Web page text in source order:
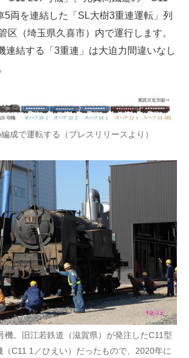
活用を支援
専門サイト
応用
メディア
ネットの話題
5両を連結した「SL大樹3重連運転」列
区（埼玉県久喜市）内で運行します。
連結する「3重連」は大迫力間違いなし
成で運転する（プレスリリースより）
機。旧江若鉄道（滋賀県）が発注したC11型
C11 1／ひえい）だったもので、2020年に